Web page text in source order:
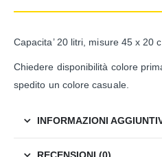
Capacita’ 20 litri, misure 45 x 20
Chiedere disponibilità colore
spedito un colore casuale.
INFORMAZIONI